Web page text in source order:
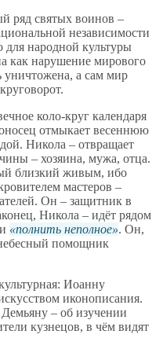
ряд святых воинов –
независимости
народной культуры
как нарушение мирового
уничтожена, а сам мир
коло-круг календаря
отмыкает весеннюю
Никола – отвращает
– хозяина, мужа, отца.
близкий живым, ибо
мастеров –
Он – защитник в
Никола – идёт рядом
полнить неполное . Он,
помощник
Иоанну
иконописания.
– об изучении
кузнецов, в чём видят